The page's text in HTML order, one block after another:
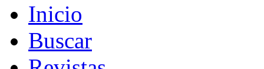
Inicio
Buscar